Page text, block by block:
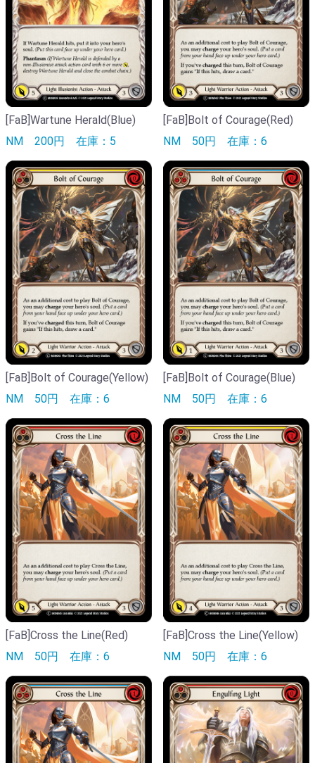
[FaB]Wartune Herald(Blue)
NM 200円 在庫：5
[FaB]Bolt of Courage(Red)
NM 50円 在庫：6
[FaB]Bolt of Courage(Yellow)
NM 50円 在庫：6
[FaB]Bolt of Courage(Blue)
NM 50円 在庫：6
[FaB]Cross the Line(Red)
NM 50円 在庫：6
[FaB]Cross the Line(Yellow)
NM 50円 在庫：6